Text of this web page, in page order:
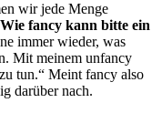
wir jede Menge
fancy kann bitte ein
immer wieder, was
Mit meinem unfancy
tun.“ Meint fancy also
darüber nach.